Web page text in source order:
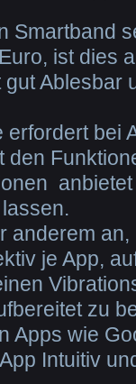
Smartband
ist dies
Ablesbar
bei
den
anderem an,
je App,
zu
Apps wie
Intuitiv